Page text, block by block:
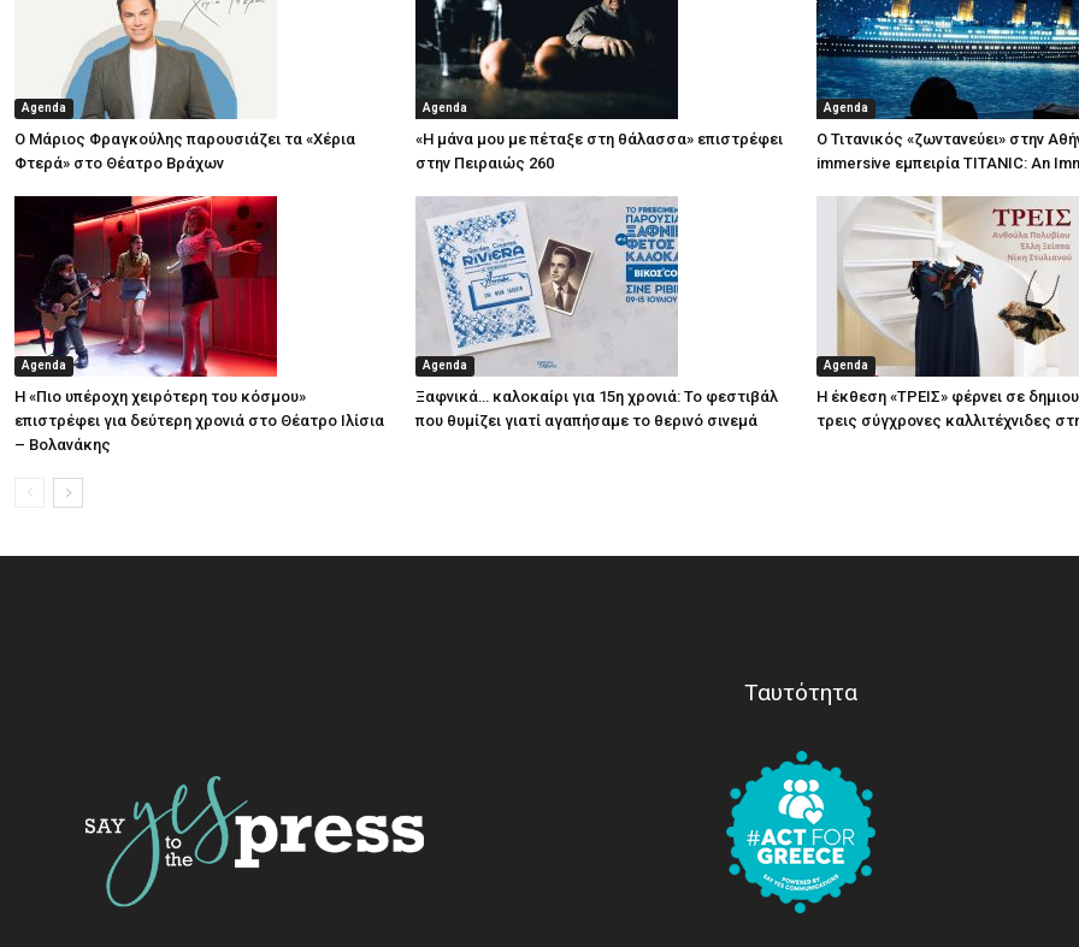
Agenda
Ο Μάριος Φραγκούλης παρουσιάζει τα «Χέρια
Φτερά» στο Θέατρο Βράχων
Agenda
«Η μάνα μου με πέταξε στη θάλασσα» επιστρέφει
στην Πειραιώς 260
Agenda
Ο Τιτανικός «ζωντανεύει» στην
immersive εμπειρία TITANIC: An
Agenda
Η «Πιο υπέροχη χειρότερη του κόσμου»
επιστρέφει για δεύτερη χρονιά στο Θέατρο Ιλίσια
– Βολανάκης
Agenda
Ξαφνικά… καλοκαίρι για 15η χρονιά: Το φεστιβάλ
που θυμίζει γιατί αγαπήσαμε το θερινό σινεμά
Agenda
Η έκθεση «ΤΡΕΙΣ» φέρνει σε
τρεις σύγχρονες καλλιτέχνιδες
Ταυτότητα